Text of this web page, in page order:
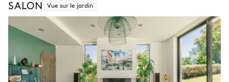
SALON Vue sur le jardin